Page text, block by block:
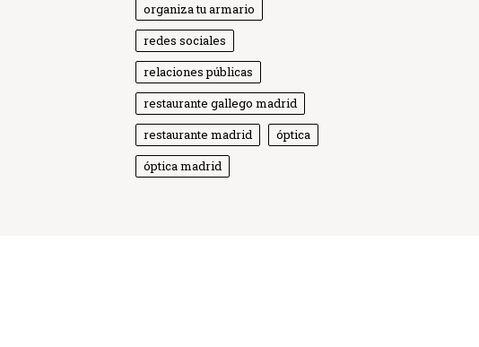
organiza tu armario
redes sociales
relaciones públicas
restaurante gallego madrid
restaurante madrid
óptica
óptica madrid
Globe Comunicación
Solemos responder enseguida